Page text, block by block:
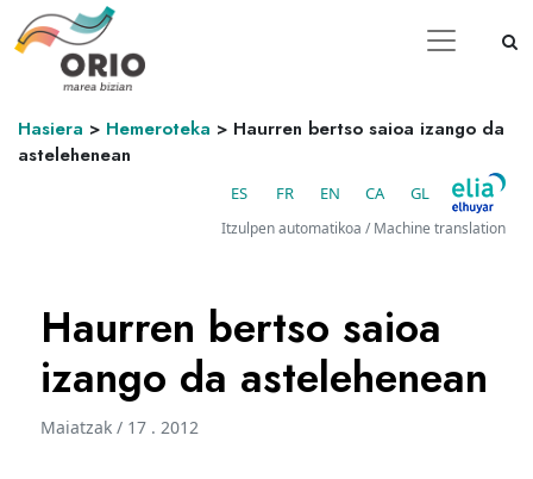
Hasiera > Hemeroteka > Haurren bertso saioa izango da
astelehenean
ES FR EN CA GL
Itzulpen automatikoa / Machine translation
Haurren bertso saioa
izango da astelehenean
Maiatzak / 17 . 2012